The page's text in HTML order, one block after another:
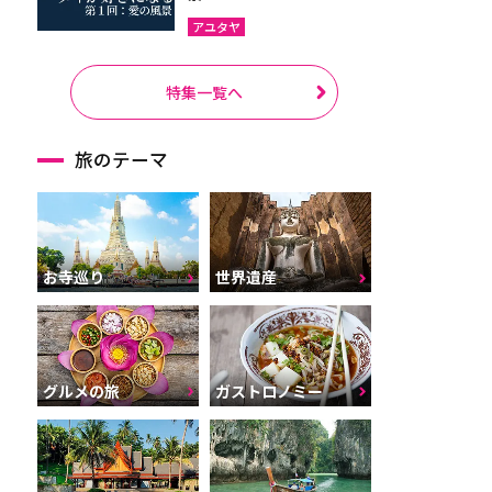
アユタヤ
特集一覧へ
旅のテーマ
お寺巡り 世界遺産
グルメの旅 ガストロノミー